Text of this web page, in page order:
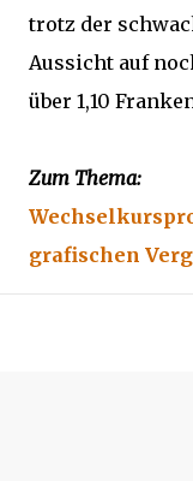
trotz der
Aussicht auf
über 1,10
Zum Thema:
grafischen